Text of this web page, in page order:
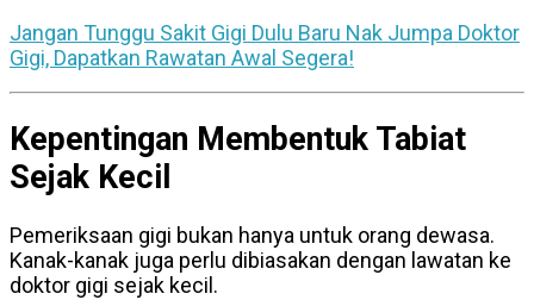
Jangan Tunggu Sakit Gigi Dulu Baru Nak Jumpa Doktor
Gigi, Dapatkan Rawatan Awal Segera!
Kepentingan Membentuk Tabiat
Sejak Kecil
Pemeriksaan gigi bukan hanya untuk orang dewasa.
Kanak-kanak juga perlu dibiasakan dengan lawatan ke
doktor gigi sejak kecil.